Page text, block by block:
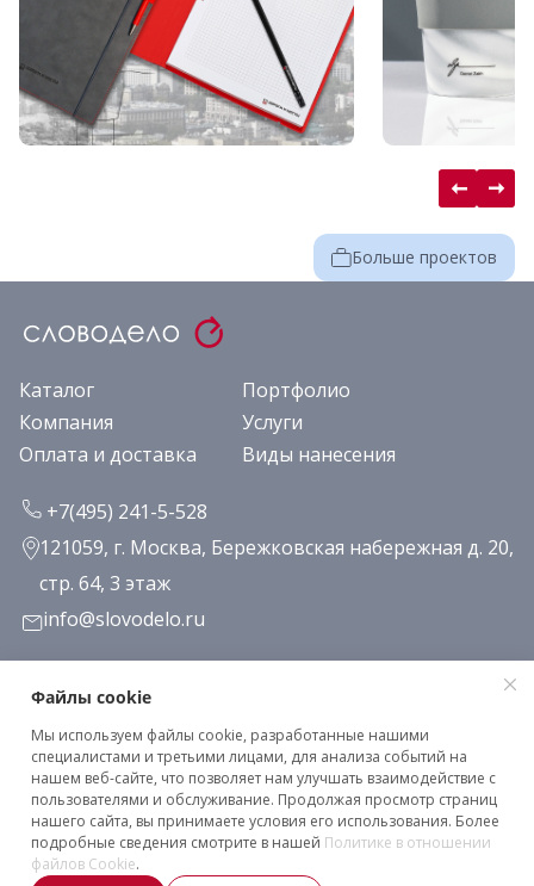
Больше проектов
Каталог
Портфолио
Компания
Услуги
Оплата и доставка
Виды нанесения
+7(495) 241-5-528
121059, г. Москва, Бережковская набережная д. 20,
стр. 64, 3 этаж
info@slovodelo.ru
Заказать звонок
Подписаться на рассылку
Клиентское соглашение
Политика конфиденциальности
Файлы cookie
Мы используем файлы cookie, разработанные нашими
специалистами и третьими лицами, для анализа событий на
нашем веб-сайте, что позволяет нам улучшать взаимодействие с
пользователями и обслуживание. Продолжая просмотр страниц
нашего сайта, вы принимаете условия его использования. Более
подробные сведения смотрите в нашей Политике в отношении
файлов Cookie.